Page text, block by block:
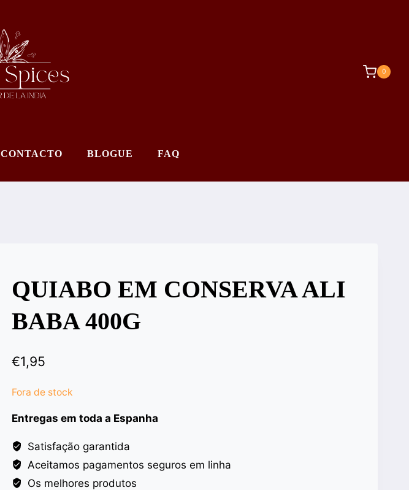
0
CONTACTO BLOGUE FAQ
QUIABO EM CONSERVA ALI
BABA 400G
€1,95
Fora de stock
Entregas em toda a Espanha
Satisfação garantida
Aceitamos pagamentos seguros em linha
Os melhores produtos